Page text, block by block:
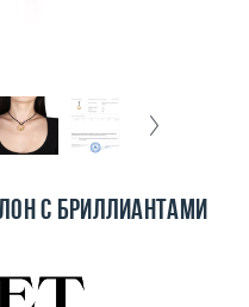
с бриллиантами